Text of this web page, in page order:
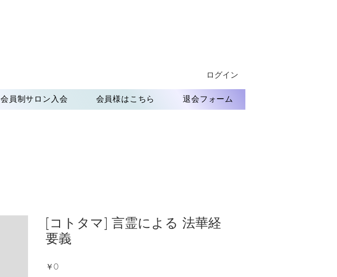
ログイン
会員制サロン入会 会員様はこちら 退会フォーム
[コトタマ] 言霊による ​法華経
要義
￥0価